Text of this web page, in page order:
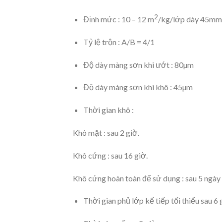
Định mức : 10 – 12 m2/kg/lớp dày 45mm
Tỷ lệ trộn : A/B = 4/1
Độ dày màng sơn khi ướt : 80µm
Độ dày màng sơn khi khô : 45µm
Thời gian khô :
Khô mặt : sau 2 giờ.
Khô cứng : sau 16 giờ.
Khô cứng hoàn toàn để sử dụng : sau 5 ngày
Thời gian phủ lớp kế tiếp tối thiểu sau 6